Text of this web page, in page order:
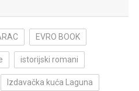
EVRO BOOK
istorijski romani
Izdavačka kuća Laguna